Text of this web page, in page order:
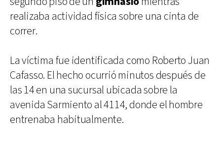
realizaba actividad física sobre una cinta de
correr.
La víctima fue identificada como Roberto Juan
Cafasso. El hecho ocurrió minutos después de
las 14 en una sucursal ubicada sobre la
avenida Sarmiento al 4114, donde el hombre
entrenaba habitualmente.